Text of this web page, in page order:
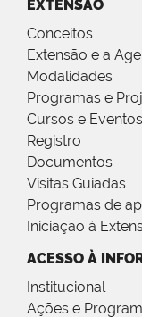
EXTENSÃO
Conceitos
Extensão e a
Modalidades
Programas e
Cursos e Eventos
Registro
Documentos
Visitas Guiadas
Programas de
Iniciação à
ACESSO À
Institucional
Ações e